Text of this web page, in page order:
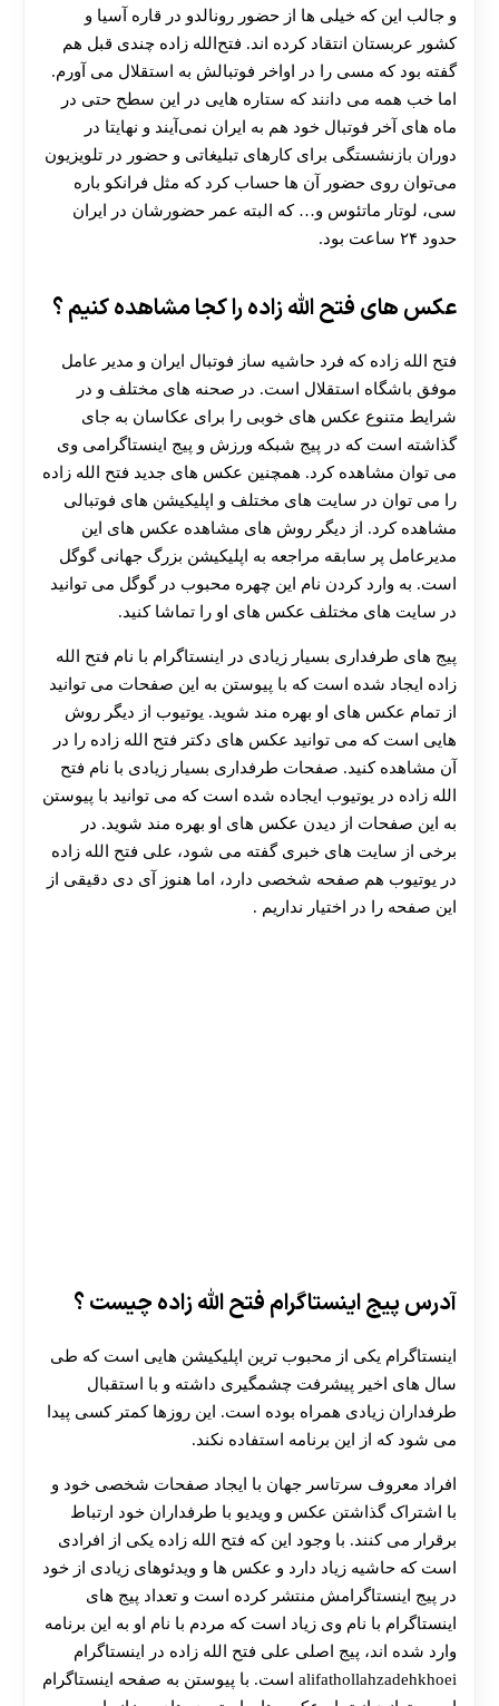
و جالب این که خیلی ها از حضور رونالدو در قاره آسیا و
کشور عربستان انتقاد کرده ‌اند. فتح‌الله‌ زاده چندی قبل هم
گفته بود که مسی را در اواخر فوتبالش به استقلال می ‌آورم.
اما خب همه می ‌دانند که ستاره هایی در این سطح حتی در
ماه های آخر فوتبال خود هم به ایران نمی‌آیند و نهایتا در
دوران بازنشستگی برای کارهای تبلیغاتی و حضور در تلویزیون
می‌توان روی حضور آن ها حساب کرد که مثل فرانکو باره
سی، لوتار ماتئوس و… که البته عمر حضورشان در ایران
حدود ۲۴ ساعت بود.
عکس های فتح الله زاده را کجا مشاهده کنیم ؟
فتح الله زاده که فرد حاشیه ساز فوتبال ایران و مدیر عامل
موفق باشگاه استقلال است. در صحنه های مختلف و در
شرایط متنوع عکس های خوبی را برای عکاسان به جای
گذاشته است که در پیج شبکه ورزش و پیج اینستاگرامی وی
می توان مشاهده کرد. همچنین عکس های جدید فتح الله زاده
را می توان در سایت های مختلف و اپلیکیشن های فوتبالی
مشاهده کرد. از دیگر روش های مشاهده عکس های این
مدیرعامل پر سابقه مراجعه به اپلیکیشن بزرگ جهانی گوگل
است. به وارد کردن نام این چهره محبوب در گوگل می توانید
در سایت های مختلف عکس های او را تماشا کنید.
پیج های طرفداری بسیار زیادی در اینستاگرام با نام فتح ‌الله
‌زاده ایجاد شده است که با پیوستن به این صفحات می توانید
از تمام عکس های او بهره مند شوید. یوتیوب از دیگر روش
هایی است که می توانید عکس های دکتر فتح الله زاده را در
آن مشاهده کنید. صفحات طرفداری بسیار زیادی با نام فتح
الله زاده در یوتیوب ایجاده شده است که می توانید با پیوستن
به این صفحات از دیدن عکس های او بهره مند شوید. در
برخی از سایت های خبری گفته می شود، علی فتح الله زاده
در یوتیوب هم صفحه شخصی دارد، اما هنوز آی دی دقیقی از
این صفحه را در اختیار نداریم .
آدرس پیج اینستاگرام فتح الله زاده چیست ؟
اینستاگرام یکی از محبوب ترین اپلیکیشن هایی است که طی
سال های اخیر پیشرفت چشمگیری داشته و با استقبال
طرفداران زیادی همراه بوده است. این روزها کمتر کسی پیدا
می شود که از این برنامه استفاده نکند.
افراد معروف سرتاسر جهان با ایجاد صفحات شخصی خود و
با اشتراک گذاشتن عکس و ویدیو با طرفداران خود ارتباط
برقرار می کنند. با وجود این که فتح الله زاده یکی از افرادی
است که حاشیه زیاد دارد و عکس ها و ویدئوهای زیادی از خود
در پیج اینستاگرامش منتشر کرده است و تعداد پیج های
اینستاگرام با نام وی زیاد است که مردم با نام او به این برنامه
وارد شده اند، پیج اصلی علی فتح الله زاده در اینستاگرام
alifathollahzadehkhoei است. با پیوستن به صفحه اینستاگرام